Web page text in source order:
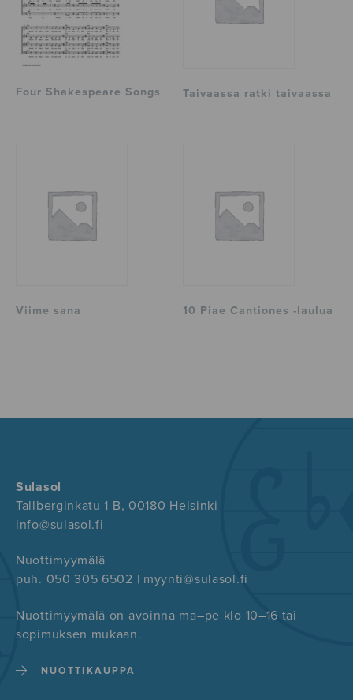
Four Shakespeare Songs Taivaassa ratki taivaassa
Viime sana 10 Piae Cantiones -laulua
Sulasol
Tallberginkatu 1 B, 00180 Helsinki
info@sulasol.fi
Nuottimyymälä
puh. 050 305 6502 | myynti@sulasol.fi
Nuottimyymälä on avoinna ma–pe klo 10–16 tai
sopimuksen mukaan.
NUOTTIKAUPPA